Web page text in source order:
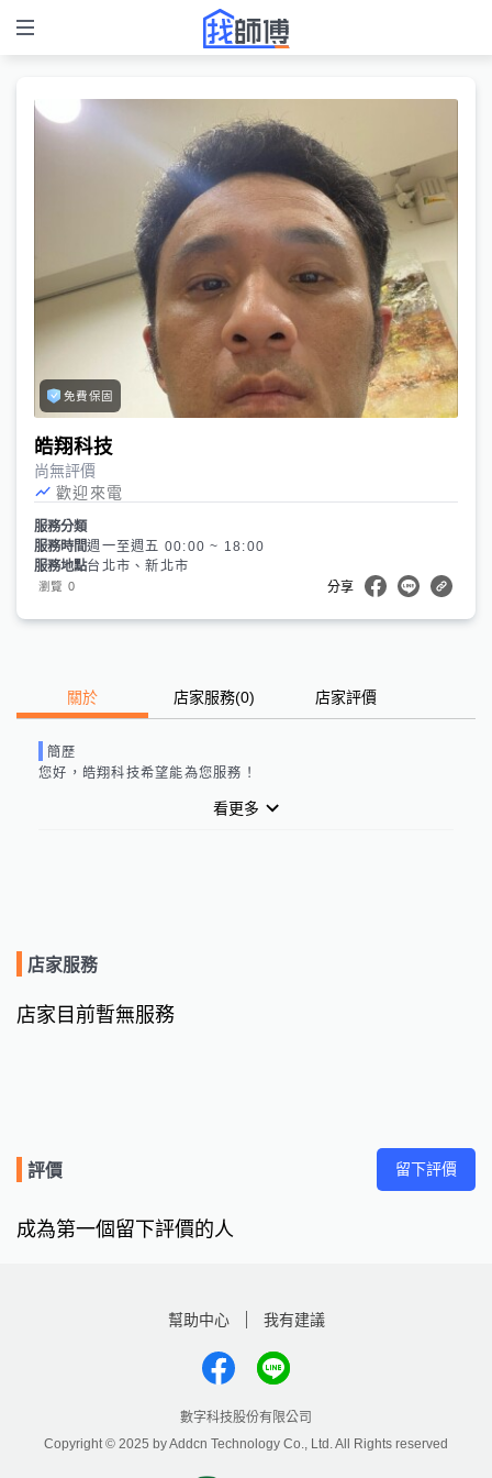
免費保固
皓翔科技
尚無評價
歡迎來電
服務分類
服務時間週一至週五 00:00 ~ 18:00
服務地點台北市、新北市
瀏覽 0 分享
關於 店家服務(0) 店家評價
簡歷
您好， 皓翔科技希望能為您服務！
看更多
店家服務
店家目前暫無服務
評價 留下評價
成為第一個留下評價的人
幫助中心 我有建議
數字科技股份有限公司
Copyright © 2025 by Addcn Technology Co., Ltd. All Rights reserved